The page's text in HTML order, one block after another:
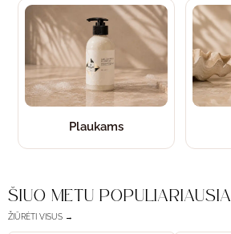
Plaukams
ŠIUO METU POPULIARIAUSIA
ŽIŪRĖTI VISUS →